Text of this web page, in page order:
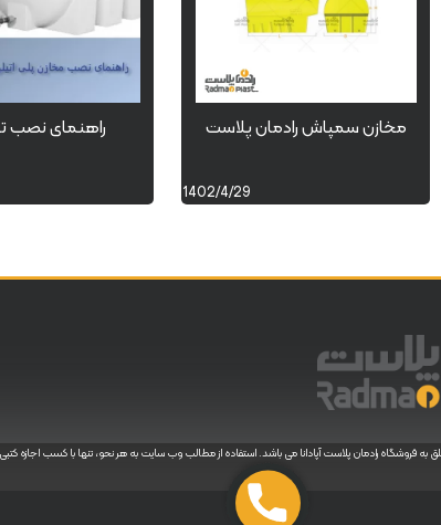
مخازن سمپاش رادمان پلاست
1402/4/29
راهنمای نصب
رادمان پلاست آپادانا می باشد. استفاده از مطالب وب سایت به هر نحو، تنها با کسب اجازه